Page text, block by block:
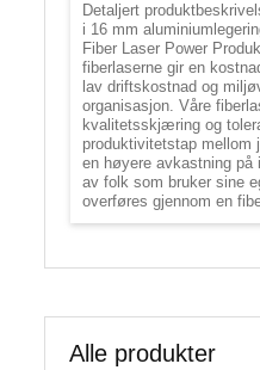
Detaljert
i 16 mm
Fiber Laser Power
fiberlaserne gir en
lav driftskostnad og
organisasjon. Våre
kvalitetsskjæring og
produktivitetstap mellom
en høyere avkastning på
av folk som bruker sine
overføres gjennom en
Alle produkter